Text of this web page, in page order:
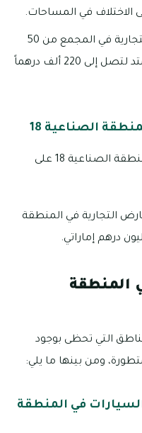
الاختلاف في المساحات.
تبدأ أسعار استئجار المعارض التجارية في المجمع من 50
ألف درهم إماراتي في السنة وتمتد لتصل إلى 220 ألف درهماً
الصناعية 18
جاءت أسعار شراء العقارات في المنطقة الصناعية 18 على
التجارية في المنطقة
المنطقة
الصناعية 18 من المناطق التي تحظى بوجود
ومن بينها ما يلي:
في المنطقة